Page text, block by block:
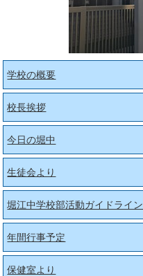
学校の概要
校長挨拶
今日の堀中
生徒会より
堀江中学校部活動ガイドライン
年間行事予定
保健室より